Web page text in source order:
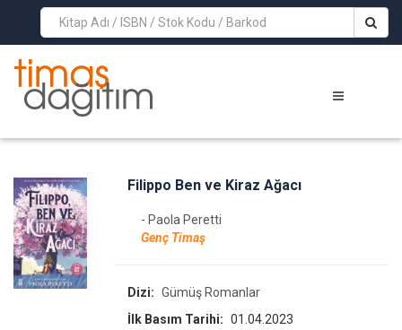
>
Filippo Ben ve Kiraz Ağacı
- Paola Peretti
Genç Timaş
Dizi: Gümüş Romanlar
İlk Basım Tarihi: 01.04.2023